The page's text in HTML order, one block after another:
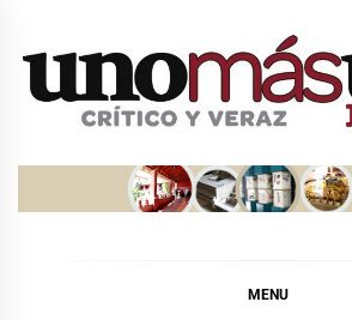
MENU